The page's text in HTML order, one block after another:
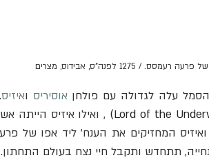
/ 1275 לפנה"ס, אבידוס, מצרים
עלה לגדולה עם פולחן אוסיריס ואיזיס
Lord of the
תתחדש ותקבל חיי נצח בעולם התחתון.